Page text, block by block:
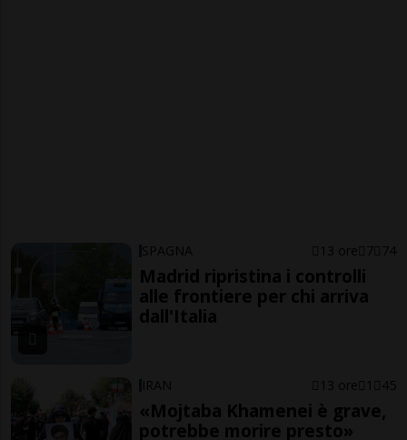
SPAGNA 13 ore 7 74
Madrid ripristina i controlli
alle frontiere per chi arriva
dall'Italia
IRAN 13 ore 1 45
«Mojtaba Khamenei è grave,
potrebbe morire presto»